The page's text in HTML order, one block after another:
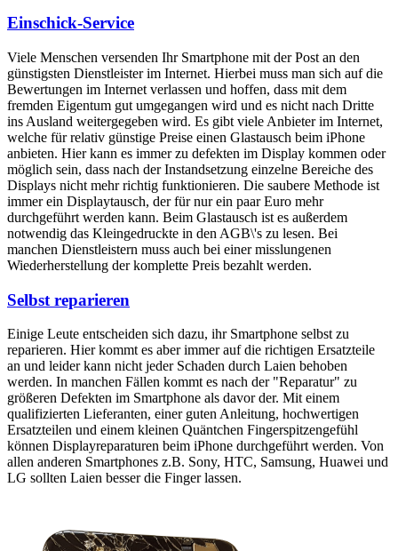
Einschick-Service
Viele Menschen versenden Ihr Smartphone mit der Post an den
günstigsten Dienstleister im Internet. Hierbei muss man sich auf die
Bewertungen im Internet verlassen und hoffen, dass mit dem
fremden Eigentum gut umgegangen wird und es nicht nach Dritte
ins Ausland weitergegeben wird. Es gibt viele Anbieter im Internet,
welche für relativ günstige Preise einen Glastausch beim iPhone
anbieten. Hier kann es immer zu defekten im Display kommen oder
möglich sein, dass nach der Instandsetzung einzelne Bereiche des
Displays nicht mehr richtig funktionieren. Die saubere Methode ist
immer ein Displaytausch, der für nur ein paar Euro mehr
durchgeführt werden kann. Beim Glastausch ist es außerdem
notwendig das Kleingedruckte in den AGB\'s zu lesen. Bei
manchen Dienstleistern muss auch bei einer misslungenen
Wiederherstellung der komplette Preis bezahlt werden.
Selbst reparieren
Einige Leute entscheiden sich dazu, ihr Smartphone selbst zu
reparieren. Hier kommt es aber immer auf die richtigen Ersatzteile
an und leider kann nicht jeder Schaden durch Laien behoben
werden. In manchen Fällen kommt es nach der "Reparatur" zu
größeren Defekten im Smartphone als davor der. Mit einem
qualifizierten Lieferanten, einer guten Anleitung, hochwertigen
Ersatzteilen und einem kleinen Quäntchen Fingerspitzengefühl
können Displayreparaturen beim iPhone durchgeführt werden. Von
allen anderen Smartphones z.B. Sony, HTC, Samsung, Huawei und
LG sollten Laien besser die Finger lassen.